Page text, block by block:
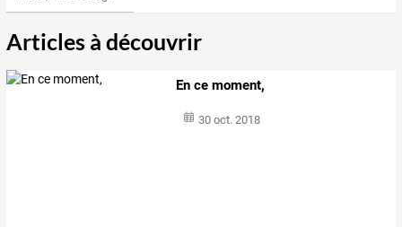
Articles à découvrir
En ce moment,
30 oct. 2018